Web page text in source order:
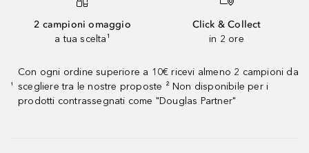
2 campioni omaggio
a tua scelta¹
Click & Collect
in 2 ore
¹
Con ogni ordine superiore a 10€ ricevi almeno 2 campioni da
scegliere tra le nostre proposte ² Non disponibile per i
prodotti contrassegnati come "Douglas Partner"